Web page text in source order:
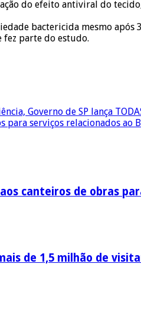
do efeito antiviral do
bactericida mesmo
fez parte do estudo.
Governo de SP lança
para serviços relacionados ao
canteiros de obras
de 1,5 milhão de